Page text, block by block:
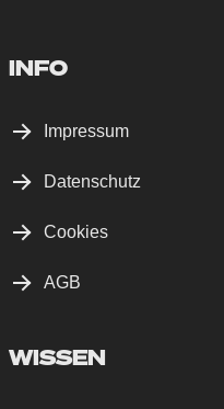
INFO
Impressum
Datenschutz
Cookies
AGB
WISSEN